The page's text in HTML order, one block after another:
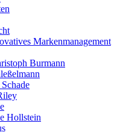
Markenmanagement
Burmann
Hollstein